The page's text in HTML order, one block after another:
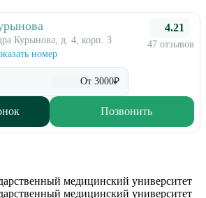
Курынова, д. 4, корп. 3
номер
4.21
47 отзывов
От 3000₽
Позвонить
медицинский университет
медицинский университет